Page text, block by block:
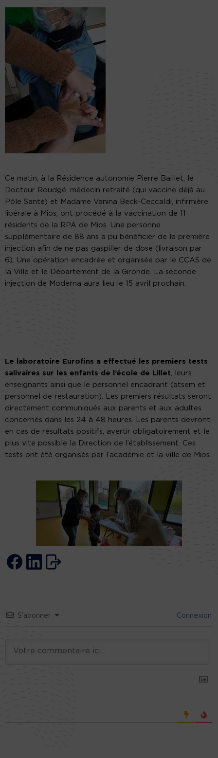
Ce matin, à la Résidence autonomie Pierre Baillet, le
Docteur Roudgé, médecin retraité (qui vaccine déjà au
Pôle Santé) et Madame Vanina Beck-Ceccaldi, infirmière
libérale à Mios, ont procédé à la vaccination de 11
résidents de la RPA de Mios. Une personne
supplémentaire de 88 ans a pu bénéficier de la première
injection afin de ne pas gaspiller de dose (livraison par
6). Une opération encadrée et organisée par le CCAS de
la Ville et le Département de la Gironde. La seconde
injection de Moderna aura lieu le 15 avril prochain.
Le laboratoire Eurofins a effectué les premiers tests
salivaires sur les enfants de l’école de Lillet, leurs
enseignants ainsi que le personnel encadrant (atsem et
personnel de restauration). Les premiers résultats seront
directement communiqués aux parents et aux adultes
concernés dans les 24 à 48 heures. Les parents devront,
en cas de résultats positifs, avertir obligatoirement et le
plus vite possible la Direction de l’établissement. Ces
tests ont été organisés par l’académie et la ville de Mios.
S’abonner Connexion